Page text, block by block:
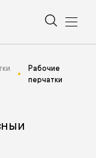
Рабочие
перчатки